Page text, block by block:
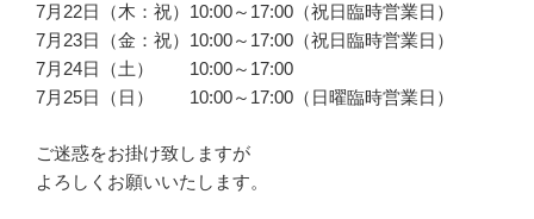
7月22日（木：祝）10:00～17:00（祝日臨時営業日）
7月23日（金：祝）10:00～17:00（祝日臨時営業日）
7月24日（土） 10:00～17:00
7月25日（日） 10:00～17:00（日曜臨時営業日）
ご迷惑をお掛け致しますが
よろしくお願いいたします。